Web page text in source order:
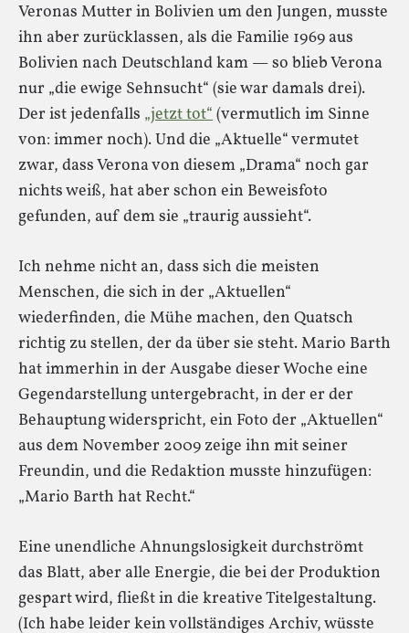
Veronas Mutter in Bolivien um den Jungen, musste
ihn aber zurücklassen, als die Familie 1969 aus
Bolivien nach Deutschland kam — so blieb Verona
nur „die ewige Sehnsucht“ (sie war damals drei).
Der ist jedenfalls „jetzt tot“(vermutlich im Sinne
von: immer noch). Und die „Aktuelle“ vermutet
zwar, dass Verona von diesem „Drama“ noch gar
nichts weiß, hat aber schon ein Beweisfoto
gefunden, auf dem sie „traurig aussieht“.
Ich nehme nicht an, dass sich die meisten
Menschen, die sich in der „Aktuellen“
wiederfinden, die Mühe machen, den Quatsch
richtig zu stellen, der da über sie steht. Mario Barth
hat immerhin in der Ausgabe dieser Woche eine
Gegendarstellung untergebracht, in der er der
Behauptung widerspricht, ein Foto der „Aktuellen“
aus dem November 2009 zeige ihn mit seiner
Freundin, und die Redaktion musste hinzufügen:
„Mario Barth hat Recht.“
Eine unendliche Ahnungslosigkeit durchströmt
das Blatt, aber alle Energie, die bei der Produktion
gespart wird, fließt in die kreative Titelgestaltung.
(Ich habe leider kein vollständiges Archiv, wüsste